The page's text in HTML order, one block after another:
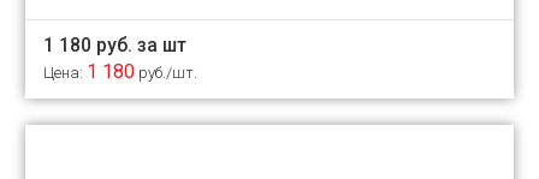
1 180 руб. за шт
Цена: 1 180 руб./шт.